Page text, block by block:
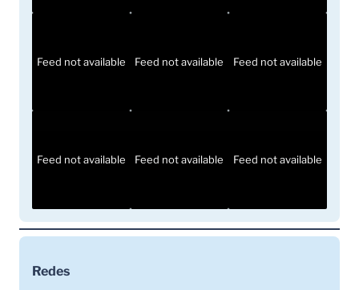
Feed not available Feed not available Feed not available
Feed not available Feed not available Feed not available
Redes